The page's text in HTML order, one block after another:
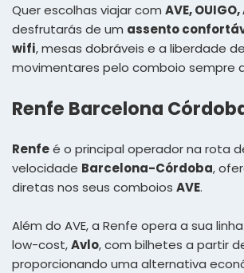
Quer escolhas viajar com AVE,
desfrutarás de um assento
wifi, mesas dobráveis e a liberdade
movimentares pelo comboio sempre
Renfe Barcelona
Renfeé o principal operador na rota
velocidade Barcelona-Córdoba,
diretas nos seus comboios AVE.
Além do AVE, a Renfe opera a sua
low-cost,Avlo, com bilhetes a partir
proporcionando uma alternativa